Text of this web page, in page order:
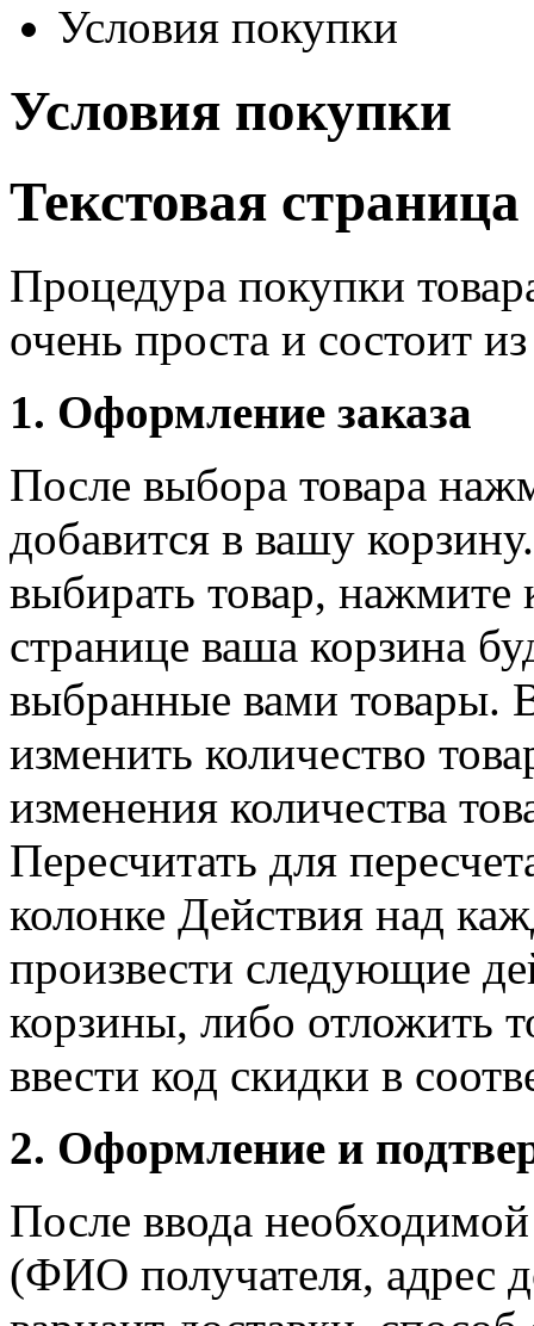
Условия покупки
Условия покупки
Текстовая страница
Процедура покупки
очень проста и состоит
1. Оформление заказа
После выбора товара
добавится в вашу
выбирать товар,
странице ваша корзина
выбранные вами товары.
изменить количество
изменения количества
Пересчитать для
колонке Действия над
произвести следующие
корзины, либо отложить
ввести код скидки в
2. Оформление и
После ввода
(ФИО получателя, адрес